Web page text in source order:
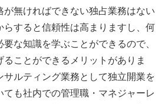
が無ければできない独占業務はない
らすると信頼性は高まりますし、何
な知識を学ぶことができるので、
ことができるメリットがありま
サルティング業務として独立開業を
ても社内での管理職・マネジャーレ